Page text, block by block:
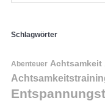
Schlagwörter
Abenteuer Achtsamkeit